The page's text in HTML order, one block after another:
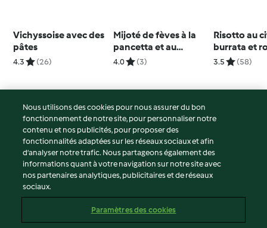
Vichyssoise avec des
pâtes
4.3 (26)
Mijoté de fèves à la
pancetta et au
parmesan
4.0 (3)
Risotto au
burrata et
3.5 (58)
© Copyright 2026
Conditions d'utilisation
Politique de confidentialité
Non-responsabilité
Mentions légales
Contenu du rapport
Nous utilisons des cookies pour nous assurer du bon
fonctionnement de notre site, pour personnaliser notre
contenu et nos publicités, pour proposer des
fonctionnalités adaptées sur les réseaux sociaux et afin
d’analyser notre trafic. Nous partageons également des
informations quant à votre navigation sur notre site avec
nos partenaires analytiques, publicitaires et de réseaux
sociaux.
Paramètres des cookies